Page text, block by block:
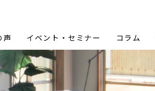
声 イベント・セミナー コラム